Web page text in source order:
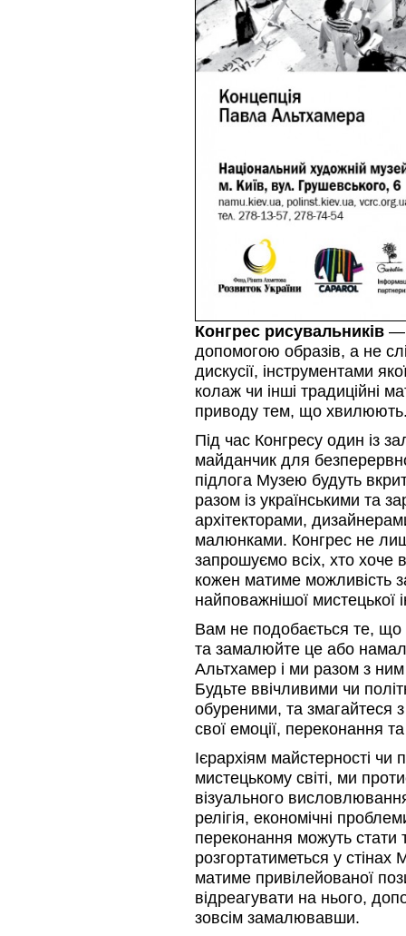
Конгрес рисувальників —
допомогою образів, а не
дискусії, інструментами
колаж чи інші традиційні
приводу тем, що
Під час Конгресу один із
майданчик для
підлога Музею будуть
разом із українськими та
архітекторами,
малюнками. Конгрес не
запрошуємо всіх, хто хоче
кожен матиме можливість
найповажнішої мистецької
Вам не подобається те, що
та замалюйте це або
Альтхамер і ми разом з
Будьте ввічливими чи
обуреними, та змагайтеся
свої емоції, переконання
Ієрархіям майстерності
мистецькому світі, ми
візуального
релігія, економічні
переконання можуть стати
розгортатиметься у
матиме привілейованої
відреагувати на нього,
зовсім замалювавши.